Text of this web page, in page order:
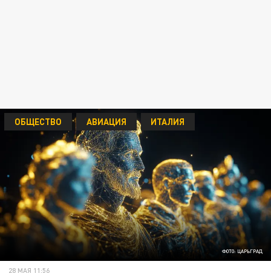
ФОТО: ЦАРЬГРАД
ОБЩЕСТВО АВИАЦИЯ ИТАЛИЯ
28 МАЯ 11:56